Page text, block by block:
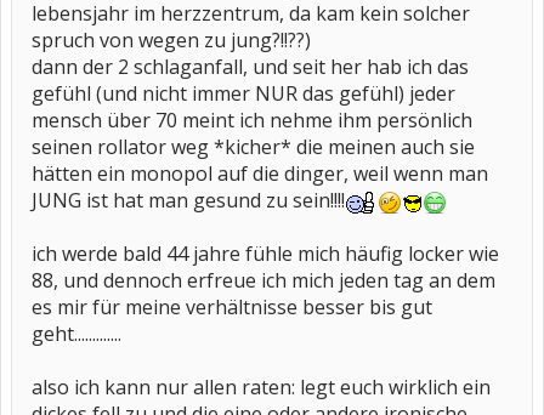
lebensjahr im herzzentrum, da kam kein solcher
spruch von wegen zu jung?!!??)
dann der 2 schlaganfall, und seit her hab ich das
gefühl (und nicht immer NUR das gefühl) jeder
mensch über 70 meint ich nehme ihm persönlich
seinen rollator weg *kicher* die meinen auch sie
hätten ein monopol auf die dinger, weil wenn man
JUNG ist hat man gesund zu sein!!!!
ich werde bald 44 jahre fühle mich häufig locker wie
88, und dennoch erfreue ich mich jeden tag an dem
es mir für meine verhältnisse besser bis gut
geht.............
also ich kann nur allen raten: legt euch wirklich ein